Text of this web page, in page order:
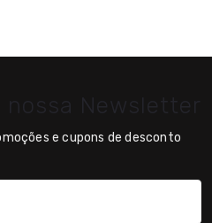
Newsletter
e cupons de desconto